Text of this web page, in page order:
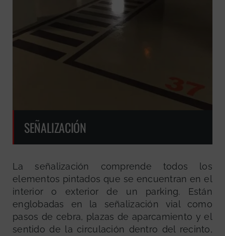
SEÑALIZACIÓN
La señalización comprende todos los
elementos pintados que se encuentran en el
interior o exterior de un parking. Están
englobadas en la señalización vial como
pasos de cebra, plazas de aparcamiento y el
sentido de la circulación dentro del recinto,